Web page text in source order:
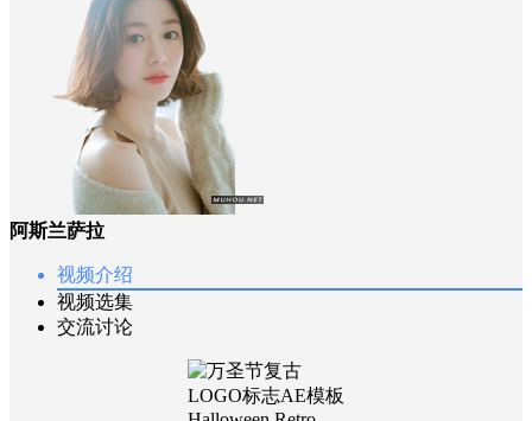
阿斯兰萨拉
视频介绍
视频选集
交流讨论